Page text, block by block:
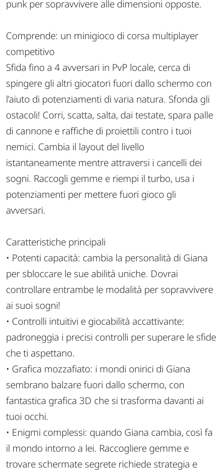
punk per sopravvivere alle dimensioni opposte.
Comprende: un minigioco di corsa multiplayer
competitivo
Sfida fino a 4 avversari in PvP locale, cerca di
spingere gli altri giocatori fuori dallo schermo con
l’aiuto di potenziamenti di varia natura. Sfonda gli
ostacoli! Corri, scatta, salta, dai testate, spara palle
di cannone e raffiche di proiettili contro i tuoi
nemici. Cambia il layout del livello
istantaneamente mentre attraversi i cancelli dei
sogni. Raccogli gemme e riempi il turbo, usa i
potenziamenti per mettere fuori gioco gli
avversari.
Caratteristiche principali
• Potenti capacità: cambia la personalità di Giana
per sbloccare le sue abilità uniche. Dovrai
controllare entrambe le modalità per sopravvivere
ai suoi sogni!
• Controlli intuitivi e giocabilità accattivante:
padroneggia i precisi controlli per superare le sfide
che ti aspettano.
• Grafica mozzafiato: i mondi onirici di Giana
sembrano balzare fuori dallo schermo, con
fantastica grafica 3D che si trasforma davanti ai
tuoi occhi.
• Enigmi complessi: quando Giana cambia, così fa
il mondo intorno a lei. Raccogliere gemme e
trovare schermate segrete richiede strategia e